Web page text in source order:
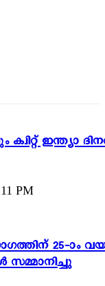
ഇന്ത്യാ
PM
25-ാം